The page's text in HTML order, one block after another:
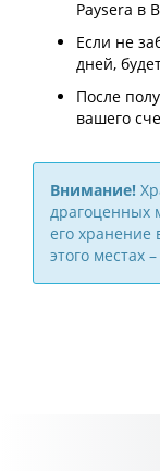
Paysera в
Если не
дней,
После
вашего
Внимание!
драгоценных
его хранение
этого местах